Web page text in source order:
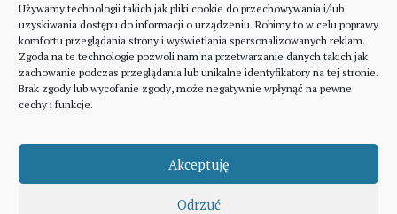
Używamy technologii takich jak pliki cookie do przechowywania i/lub
uzyskiwania dostępu do informacji o urządzeniu. Robimy to w celu poprawy
komfortu przeglądania strony i wyświetlania spersonalizowanych reklam.
Zgoda na te technologie pozwoli nam na przetwarzanie danych takich jak
zachowanie podczas przeglądania lub unikalne identyfikatory na tej stronie.
Brak zgody lub wycofanie zgody, może negatywnie wpłynąć na pewne
cechy i funkcje.
Akceptuję
Odrzuć